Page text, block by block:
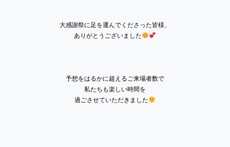
大感謝祭に足を運んでくださった皆様、
ありがとうございました
予想をはるかに超えるご来場者数で
私たちも楽しい時間を
過ごさせていただきました